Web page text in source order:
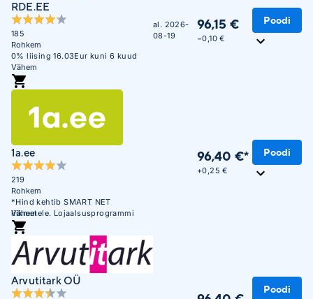
RDE.EE
185
Rohkem
0% liising 16.03Eur kuni 6 kuud
Vähem
al. 2026-
08-19
96,15 €
−0,10 €
Poodi
1a.ee
219
Rohkem
*Hind kehtib SMART NET
liikmetele. Lojaalsusprogrammi
mittekuuluvatele liikmetele on hind
103,90 €
Vähem
96,40 €*
+0,25 €
Poodi
Arvutitark OÜ
Poodi